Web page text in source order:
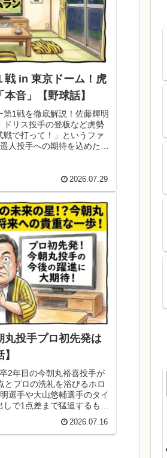
戦 in 東京ドーム！虎
音」【野球話】
1戦を徹底解説！佐藤輝明
リス投手の登板など虎勢
で打って！」というファ
人投手への期待を込めた観
2026.07.29
投手プロ初先発は
2年目の今朝丸裕喜投手が
とプロの洗礼を浴びるホロ
選手や大山悠輔選手のタイ
で1点差まで猛追するもあ
2026.07.16